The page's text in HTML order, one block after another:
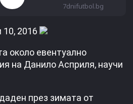
7dnifutbol.bg
2016
около евентуално
на Данило Асприля, научи
през зимата от